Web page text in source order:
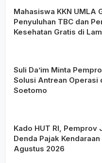
Mahasiswa KKN UMLA
Penyuluhan TBC dan
Kesehatan Gratis di
Suli Da’im Minta
Solusi Antrean Operasi
Soetomo
Kado HUT RI, Pemprov
Denda Pajak Kendaraan
Agustus 2026